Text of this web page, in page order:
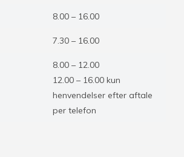
8.00 – 16.00
7.30 – 16.00
8.00 – 12.00
12.00 – 16.00 kun
henvendelser efter aftale
per telefon